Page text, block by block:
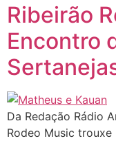
Ribeirão
Encontro
Da Redação Rádio
Rodeo Music trouxe